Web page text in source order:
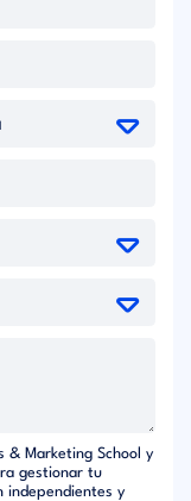
& Marketing School y
gestionar tu
independientes y